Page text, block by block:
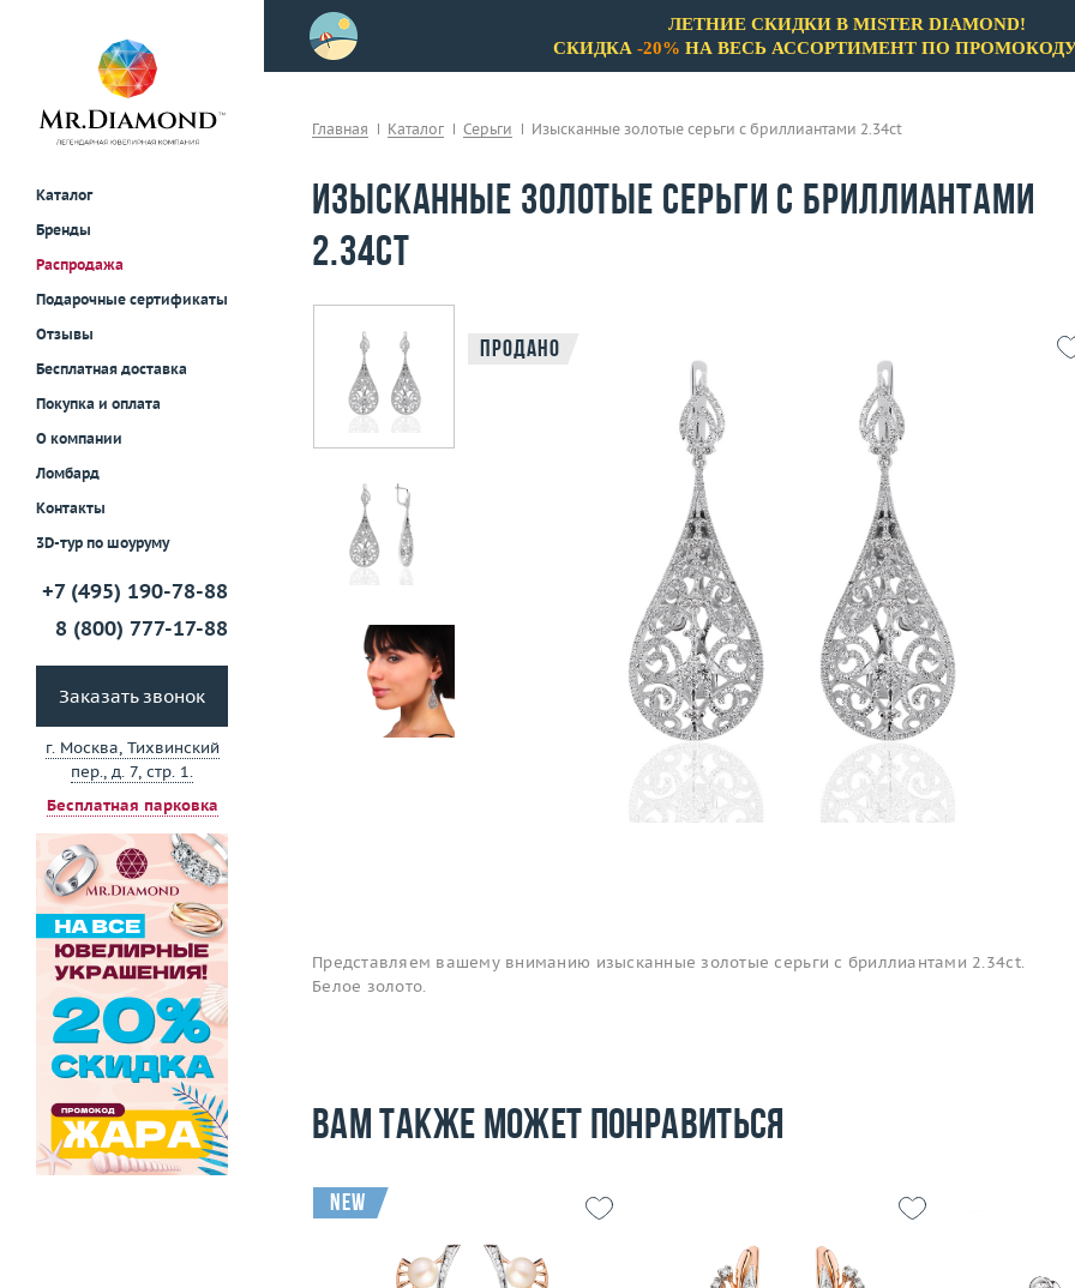
Каталог
Бренды
Распродажа
Подарочные сертификаты
Отзывы
Бесплатная доставка
Покупка и оплата
О компании
Ломбард
Контакты
3D-тур по шоуруму
+7 (495) 190-78-88
8 (800) 777-17-88
Заказать звонок
г. Москва, Тихвинский
пер., д. 7, стр. 1.
Бесплатная парковка
примерки!
ЛЕТНИЕ СКИДКИ В MISTER DIAMOND!
СКИДКА -20% НА ВЕСЬ АССОРТИМЕНТ ПО
Главная Каталог Серьги Изысканные золотые серьги с бриллиантами 2.34ct
Изысканные золотые серьги с бриллиантами
2.34ct
Продано
Представляем вашему вниманию изысканные золотые серьги с бриллиантами 2.34ct.
Белое золото.
Вам также может понравиться
new